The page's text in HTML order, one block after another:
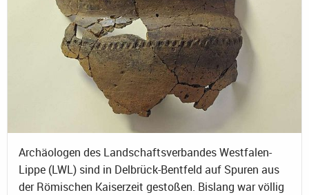
Archäologen des Landschaftsverbandes Westfalen-
Lippe (LWL) sind in Delbrück-Bentfeld auf Spuren aus
der Römischen Kaiserzeit gestoßen. Bislang war völlig